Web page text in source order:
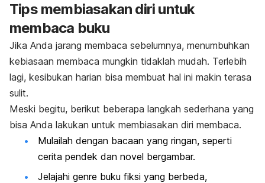
Tips membiasakan diri untuk
membaca buku
Jika Anda jarang membaca sebelumnya, menumbuhkan
kebiasaan membaca mungkin tidaklah mudah. Terlebih
lagi, kesibukan harian bisa membuat hal ini makin terasa
sulit.
Meski begitu, berikut beberapa langkah sederhana yang
bisa Anda lakukan untuk membiasakan diri membaca.
Mulailah dengan bacaan yang ringan, seperti
cerita pendek dan novel bergambar.
Jelajahi genre buku fiksi yang berbeda,